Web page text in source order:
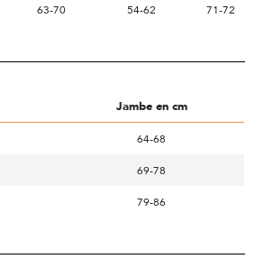
63-70 54-62 71-72
Jambe en cm
64-68
69-78
79-86